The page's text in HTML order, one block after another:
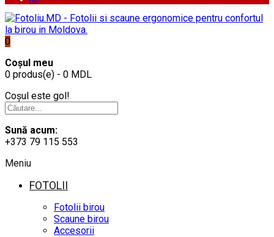
0
Coșul meu
0 produs(e) - 0 MDL
Coșul este gol!
Sună acum:
+373 79 115 553
Meniu
FOTOLII
Fotolii birou
Scaune birou
Accesorii